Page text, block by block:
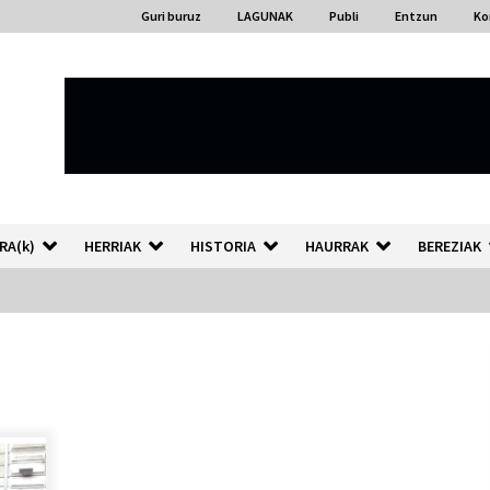
Guri buruz LAGUNAK Publi Entzun
HERRIAK HISTORIA HAURRAK BEREZIAK